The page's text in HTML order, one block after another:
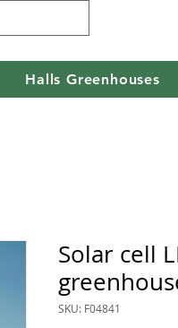
Halls Greenhouses
Solar cell
SKU: F04841